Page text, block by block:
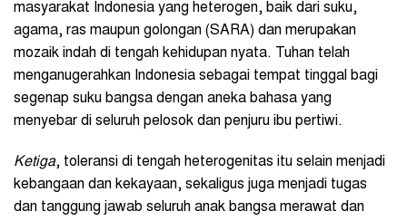
masyarakat Indonesia yang heterogen, baik dari suku,
agama, ras maupun golongan (SARA) dan merupakan
mozaik indah di tengah kehidupan nyata. Tuhan telah
menganugerahkan Indonesia sebagai tempat tinggal bagi
segenap suku bangsa dengan aneka bahasa yang
menyebar di seluruh pelosok dan penjuru ibu pertiwi.
Ketiga, toleransi di tengah heterogenitas itu selain menjadi
kebangaan dan kekayaan, sekaligus juga menjadi tugas
dan tanggung jawab seluruh anak bangsa merawat dan